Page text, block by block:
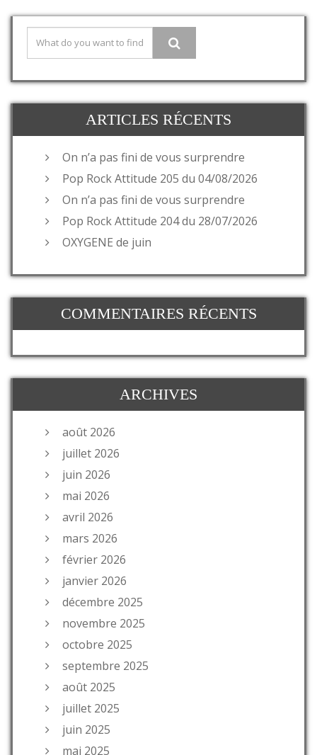
ARTICLES RÉCENTS
On n’a pas fini de vous surprendre
Pop Rock Attitude 205 du 04/08/2026
On n’a pas fini de vous surprendre
Pop Rock Attitude 204 du 28/07/2026
OXYGENE de juin
COMMENTAIRES RÉCENTS
ARCHIVES
août 2026
juillet 2026
juin 2026
mai 2026
avril 2026
mars 2026
février 2026
janvier 2026
décembre 2025
novembre 2025
octobre 2025
septembre 2025
août 2025
juillet 2025
juin 2025
mai 2025